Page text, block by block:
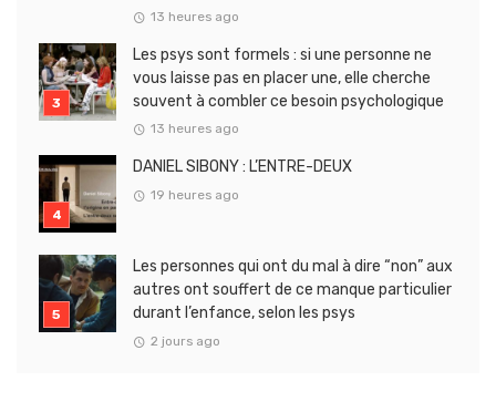
13 heures ago
Les psys sont formels : si une personne ne
vous laisse pas en placer une, elle cherche
souvent à combler ce besoin psychologique
13 heures ago
DANIEL SIBONY : L’ENTRE-DEUX
19 heures ago
Les personnes qui ont du mal à dire “non” aux
autres ont souffert de ce manque particulier
durant l’enfance, selon les psys
2 jours ago